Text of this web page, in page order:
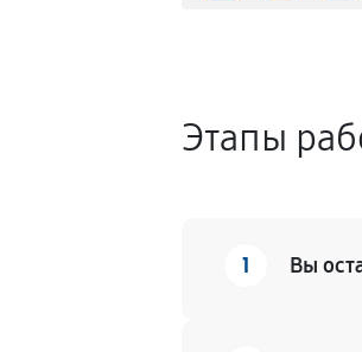
Этапы
1 Вы